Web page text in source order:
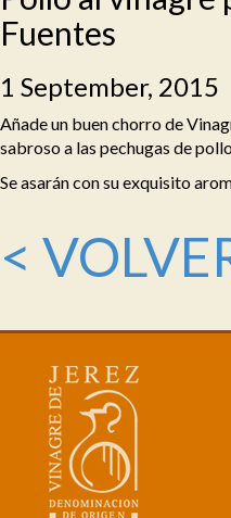
Fuentes
1 September, 2015
Añade un buen chorro de
sabroso a las pechugas de
Se asarán con su exquisito
<